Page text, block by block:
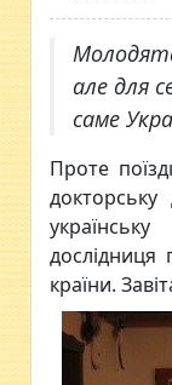
але для
саме
Проте
докторську
дослідниця
країни.